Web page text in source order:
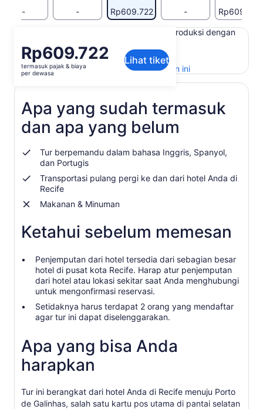
- - Rp609.722 - Rp609.722
Harga
Rp609.722
per
Rp609.722
termasuk pajak & biaya
per dewasa
Lihat tiket
Konten di halaman ini mungkin diproduksi dengan
Lihat teks asli (Bahasa Inggris)
Berikan masukan untuk terjemahan iniBuka
Apa yang sudah termasuk
dan apa yang belum
Tur berpemandu dalam bahasa Inggris, Spanyol,
dan Portugis
Transportasi pulang pergi ke dan dari hotel Anda di
Recife
Makanan & Minuman
Ketahui sebelum memesan
Penjemputan dari hotel tersedia dari sebagian besar
hotel di pusat kota Recife. Harap atur penjemputan
dari hotel atau lokasi sekitar saat Anda menghubungi
untuk mengonfirmasi reservasi.
Setidaknya harus terdapat 2 orang yang mendaftar
agar tur ini dapat diselenggarakan.
Apa yang bisa Anda
harapkan
Tur ini berangkat dari hotel Anda di Recife menuju Porto
de Galinhas, salah satu kartu pos utama di pantai selatan